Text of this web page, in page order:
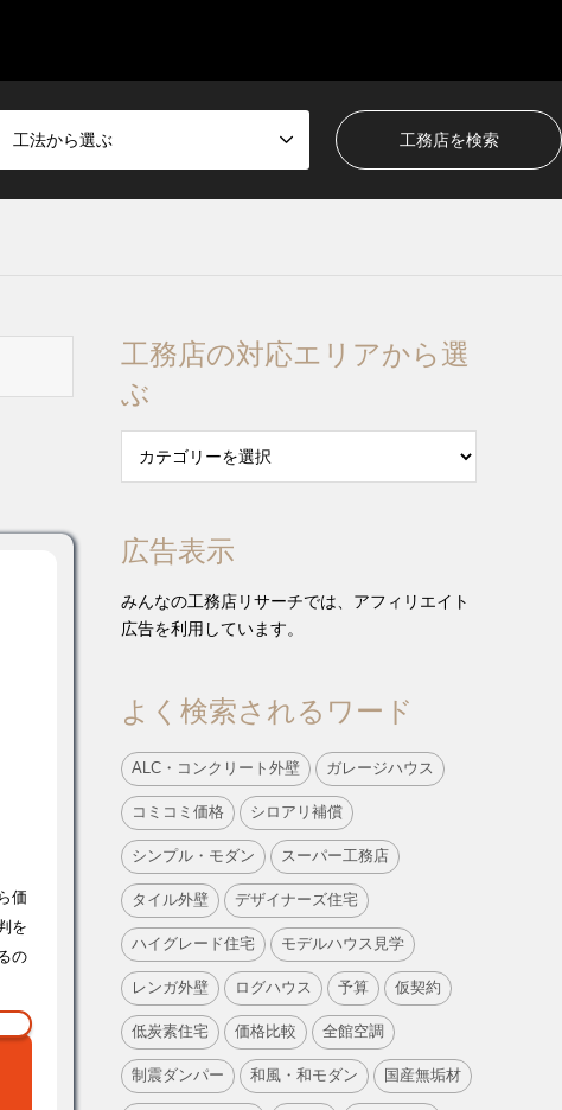
工法から選ぶ
価
を
の
工務店の対応エリアから選
ぶ
広告表示
みんなの工務店リサーチでは、アフィリエイト
広告を利用しています。
よく検索されるワード
ALC・コンクリート外壁 ガレージハウス
コミコミ価格 シロアリ補償
シンプル・モダン スーパー工務店
タイル外壁 デザイナーズ住宅
ハイグレード住宅 モデルハウス見学
レンガ外壁 ログハウス 予算 仮契約
低炭素住宅 価格比較 全館空調
制震ダンパー 和風・和モダン 国産無垢材